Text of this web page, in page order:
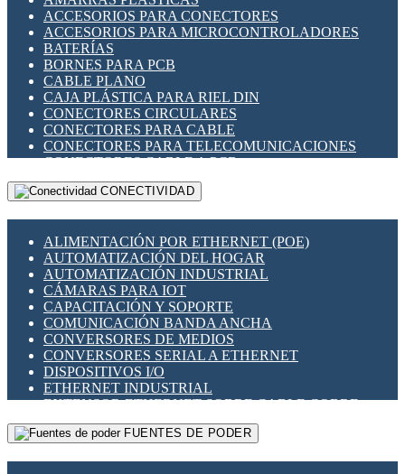
INDICADORES PARA PANEL
INTERFACES DE RELÉ
INTERRUPTORES FIN DE CARRERA
LLAVES CONMUTADORAS
MEDIDORES DE ENERGÍA Y TC'S DE CORRIENTE
MOTORES PASO A PASO
PANTALLAS HMI
PLC -CONTROLADORES LÓGICO PROGRAMABLES
PROGRAMADORES DE HORARIO
RELÉS DE PROTECCIÓN
SENSORES CAPACITIVOS
SENSORES INDUCTIVOS
TEMPORIZADORES
VARIACS
VARIADORES DE FRECUENCIA [VDF]
SECCIONADORES - INTERRUPTORES
MAQUINARIA
ACCESORIOS PARA CONECTORES
ACCESORIOS PARA MICROCONTROLADORES
BATERÍAS
BORNES PARA PCB
CABLE PLANO
CAJA PLÁSTICA PARA RIEL DIN
CONECTORES CIRCULARES
CONECTORES PARA CABLE
CONECTORES PARA TELECOMUNICACIONES
CONECTORES CABLE A PCB
CONECTORES PCB A CABLE
DIP SWITCHES
HERRAMIENTAS VARIAS
ILUMINACIÓN LED
INTERRUPTORES REED
INTERFACES DE RELÉ
OTROS RELÉS
PROTECCIÓN TÉRMICA
RELÉS AUTOMOTRICES
RELÉS DE SEÑAL
RELÉS DE ESTADO SÓLIDO SSR
RELÉS INDUSTRIALES
RELÉS MINIATURA DE POTENCIA
SENSORES MAGNÉTICOS
CONECTIVIDAD
ALIMENTACIÓN POR ETHERNET (POE)
AUTOMATIZACIÓN DEL HOGAR
AUTOMATIZACIÓN INDUSTRIAL
CÁMARAS PARA IOT
CAPACITACIÓN Y SOPORTE
COMUNICACIÓN BANDA ANCHA
CONVERSORES DE MEDIOS
CONVERSORES SERIAL A ETHERNET
DISPOSITIVOS I/O
ETHERNET INDUSTRIAL
EXTENSOR ETHERNET SOBRE CABLE COBRE
GATEWAY LORAWAN
GESTIÓN DE REDESFUENTES DE PODER